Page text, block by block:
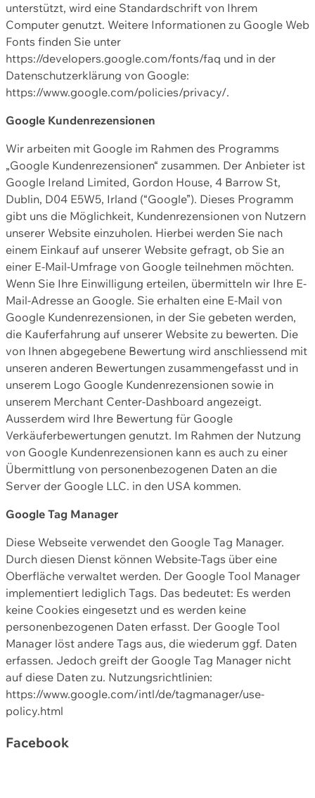
unterstützt, wird eine Standardschrift von Ihrem
Computer genutzt. Weitere Informationen zu Google Web
Fonts finden Sie unter
https://developers.google.com/fonts/faq und in der
Datenschutzerklärung von Google:
https://www.google.com/policies/privacy/.
Google Kundenrezensionen
Wir arbeiten mit Google im Rahmen des Programms
„Google Kundenrezensionen“ zusammen. Der Anbieter ist
Google Ireland Limited, Gordon House, 4 Barrow St,
Dublin, D04 E5W5, Irland (“Google”). Dieses Programm
gibt uns die Möglichkeit, Kundenrezensionen von Nutzern
unserer Website einzuholen. Hierbei werden Sie nach
einem Einkauf auf unserer Website gefragt, ob Sie an
einer E-Mail-Umfrage von Google teilnehmen möchten.
Wenn Sie Ihre Einwilligung erteilen, übermitteln wir Ihre E-
Mail-Adresse an Google. Sie erhalten eine E-Mail von
Google Kundenrezensionen, in der Sie gebeten werden,
die Kauferfahrung auf unserer Website zu bewerten. Die
von Ihnen abgegebene Bewertung wird anschliessend mit
unseren anderen Bewertungen zusammengefasst und in
unserem Logo Google Kundenrezensionen sowie in
unserem Merchant Center-Dashboard angezeigt.
Ausserdem wird Ihre Bewertung für Google
Verkäuferbewertungen genutzt. Im Rahmen der Nutzung
von Google Kundenrezensionen kann es auch zu einer
Übermittlung von personenbezogenen Daten an die
Server der Google LLC. in den USA kommen.
Google Tag Manager
Diese Webseite verwendet den Google Tag Manager.
Durch diesen Dienst können Website-Tags über eine
Oberfläche verwaltet werden. Der Google Tool Manager
implementiert lediglich Tags. Das bedeutet: Es werden
keine Cookies eingesetzt und es werden keine
personenbezogenen Daten erfasst. Der Google Tool
Manager löst andere Tags aus, die wiederum ggf. Daten
erfassen. Jedoch greift der Google Tag Manager nicht
auf diese Daten zu. Nutzungsrichtlinien:
https://www.google.com/intl/de/tagmanager/use-
policy.html
Facebook